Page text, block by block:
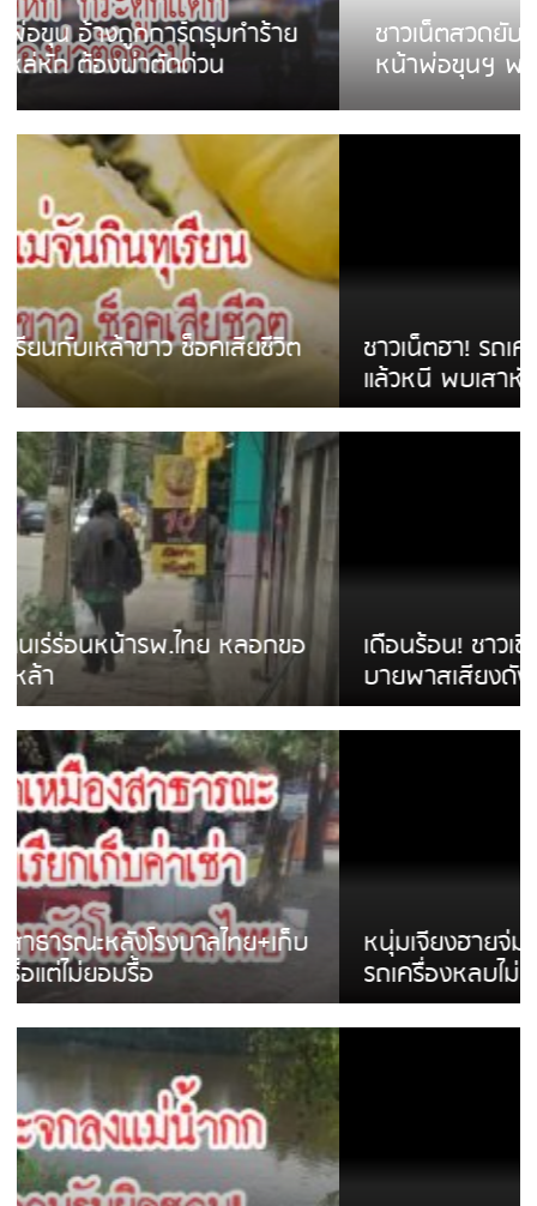
ชาวเน็ตสวดยับ! พบพม่าเร่ขายพวงมาลัย
หน้าพ่อขุนฯ พอไม่ซื้อเดินตาม
ชาวเน็ตฮา! รถเครื่องแม่สายชนป้ายร้านโลงศพ
แล้วหนี พบเสาหัก เบรคหัก หวิดได้ใช้บริการ
เดือนร้อน! ชาวเชียงรายบ่นรถ Isuzu สีขาวซิ่ง
บายพาสเสียงดังสร้างความรำคาญ
หนุ่มเจียงฮายจ่ม พบถังน้ำดื่มตกกลางถนน
รถเครื่องหลบไม่ทันล้มบาดเจ็บ